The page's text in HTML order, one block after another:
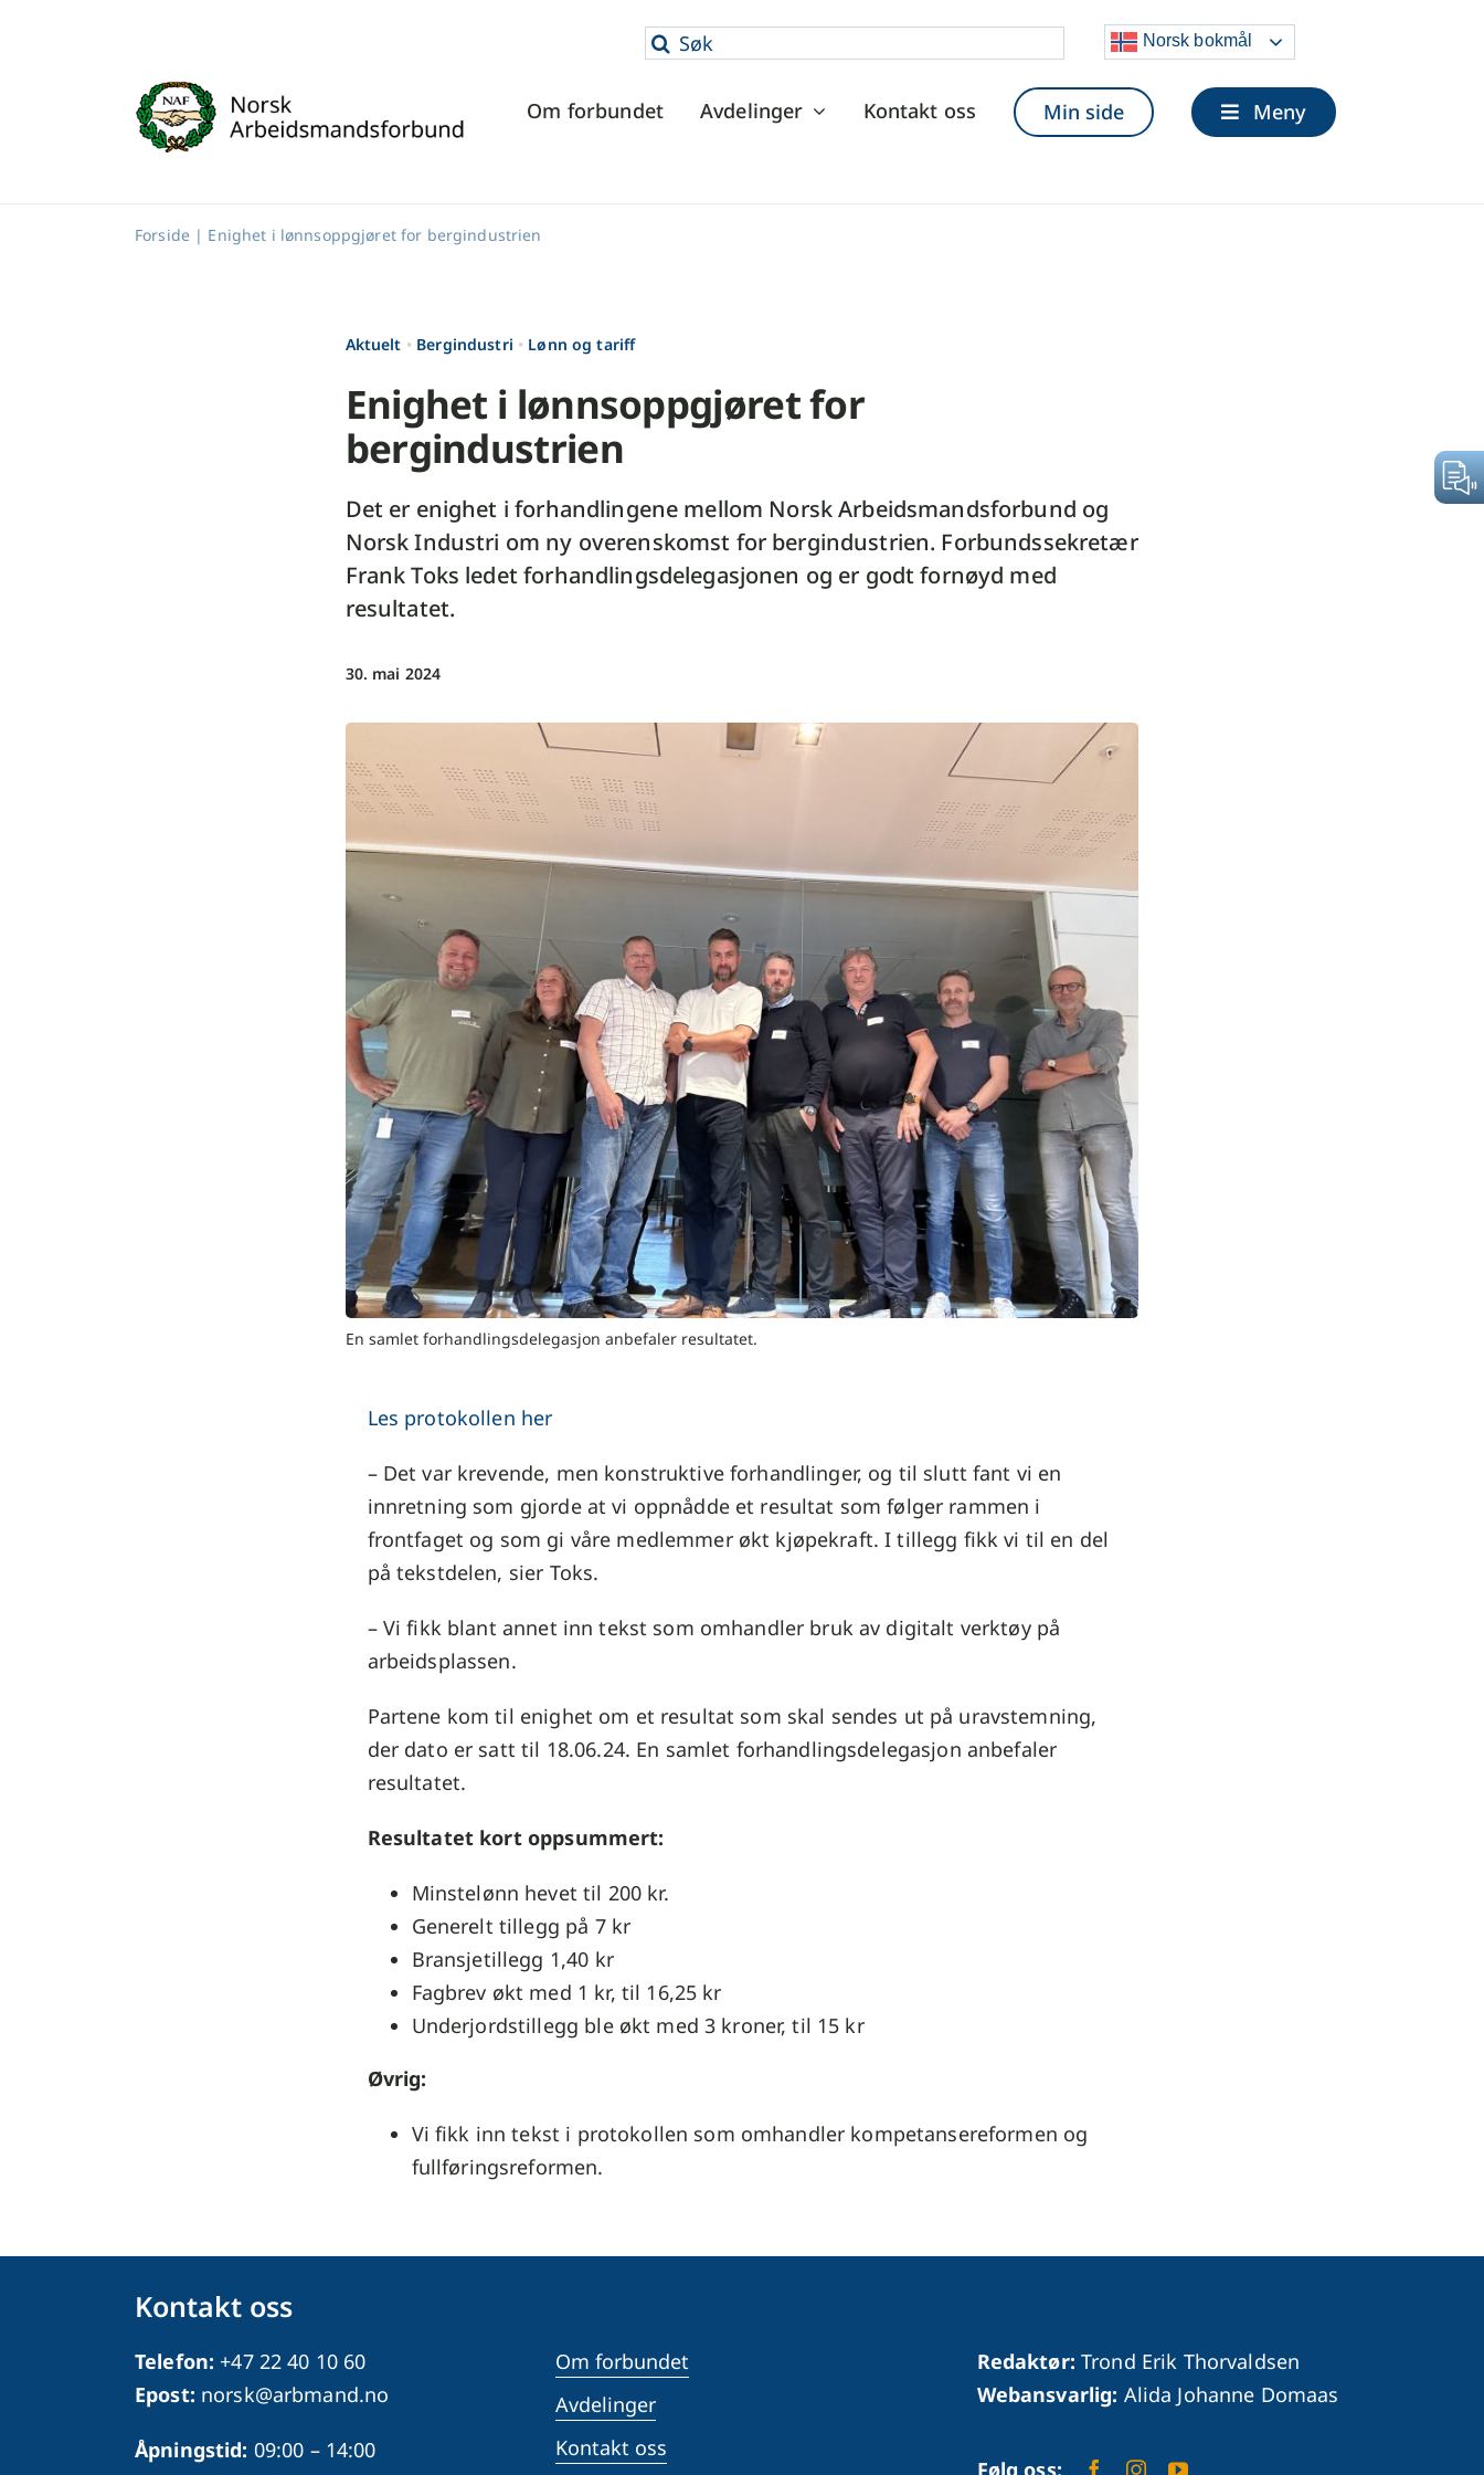
Søk
Norsk bokmål
Om forbundet Avdelinger Kontakt oss Min side Meny
Forside| Enighet i lønnsoppgjøret for bergindustrien
Aktuelt • Bergindustri • Lønn og tariff
Enighet i lønnsoppgjøret for
bergindustrien
Det er enighet i forhandlingene mellom Norsk Arbeidsmandsforbund og
Norsk Industri om ny overenskomst for bergindustrien. Forbundssekretær
Frank Toks ledet forhandlingsdelegasjonen og er godt fornøyd med
resultatet.
30. mai 2024
En samlet forhandlingsdelegasjon anbefaler resultatet.
Les protokollen her
– Det var krevende, men konstruktive forhandlinger, og til slutt fant vi en
innretning som gjorde at vi oppnådde et resultat som følger rammen i
frontfaget og som gi våre medlemmer økt kjøpekraft. I tillegg fikk vi til en del
på tekstdelen, sier Toks.
– Vi fikk blant annet inn tekst som omhandler bruk av digitalt verktøy på
arbeidsplassen.
Partene kom til enighet om et resultat som skal sendes ut på uravstemning,
der dato er satt til 18.06.24. En samlet forhandlingsdelegasjon anbefaler
resultatet.
Resultatet kort oppsummert:
Minstelønn hevet til 200 kr.
Generelt tillegg på 7 kr
Bransjetillegg 1,40 kr
Fagbrev økt med 1 kr, til 16,25 kr
Underjordstillegg ble økt med 3 kroner, til 15 kr
Øvrig:
Vi fikk inn tekst i protokollen som omhandler kompetansereformen og
fullføringsreformen.
Kontakt oss
Telefon: +47 22 40 10 60
Epost: norsk@arbmand.no
Åpningstid: 09:00 – 14:00
Om forbundet
Avdelinger
Kontakt oss
Redaktør: Trond Erik Thorvaldsen
Webansvarlig: Alida Johanne Domaas